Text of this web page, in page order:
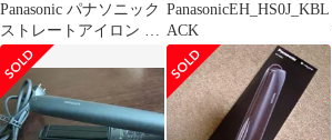
Panasonic パナソニック
ストレートアイロン ナ
ノケア 交流式/3D密着
プレート/自動電源OFF/
ブラック EH-HS0J-K
(2544515)
PanasonicEH_HS0J_KBL
ACK